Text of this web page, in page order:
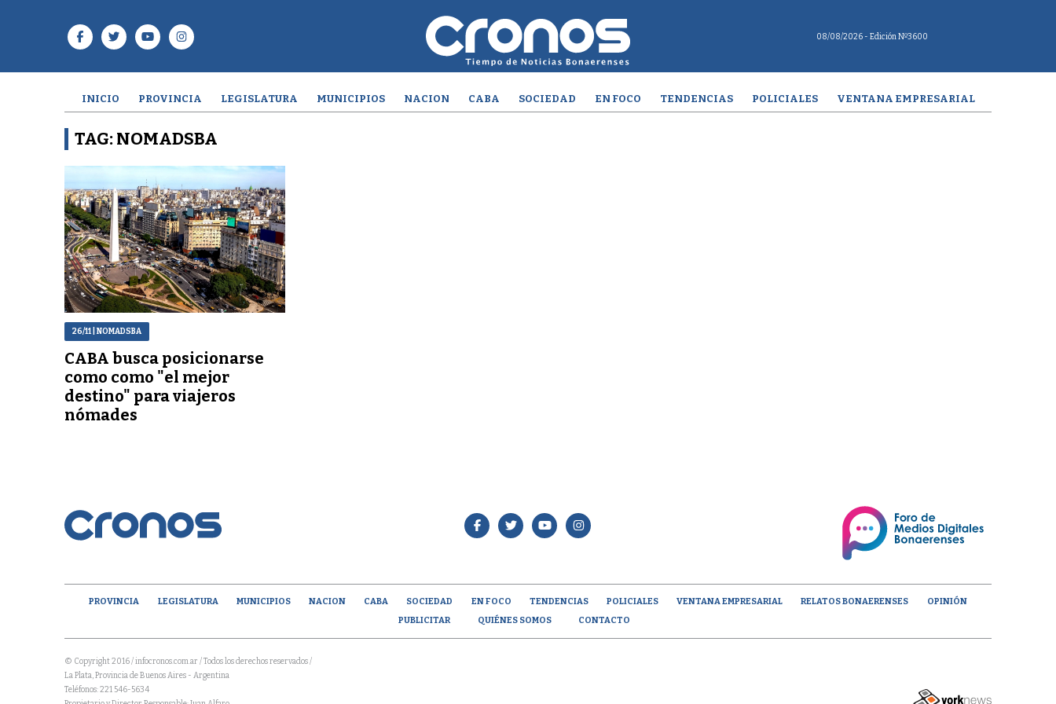
08/08/2026 - Edición Nº3600
INICIO PROVINCIA LEGISLATURA MUNICIPIOS NACION CABA SOCIEDAD EN FOCO TENDENCIAS POLICIALES VENTANA EMPRESARIAL
TAG: NOMADSBA
26/11| NOMADSBA
CABA busca posicionarse
como como "el mejor
destino" para viajeros
nómades
PROVINCIA LEGISLATURA MUNICIPIOS NACION CABA SOCIEDAD EN FOCO TENDENCIAS POLICIALES VENTANA EMPRESARIAL RELATOS BONAERENSES
OPINIÓN
PUBLICITAR
QUIÉNES SOMOS CONTACTO
© Copyright 2016 / infocronos.com.ar / Todos los derechos reservados /
La Plata, Provincia de Buenos Aires - Argentina
Teléfonos: 221 546-5634